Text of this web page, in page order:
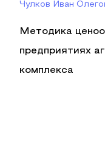
Чулков Иван
Методика
предприятиях
комплекса